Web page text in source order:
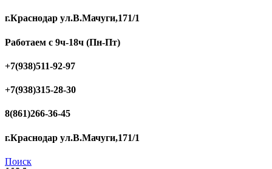
г.Краснодар ул.В.Мачуги,171/1
Работаем с 9ч-18ч (Пн-Пт)
+7(938)511-92-97
+7(938)315-28-30
8(861)266-36-45
г.Краснодар ул.В.Мачуги,171/1
Поиск